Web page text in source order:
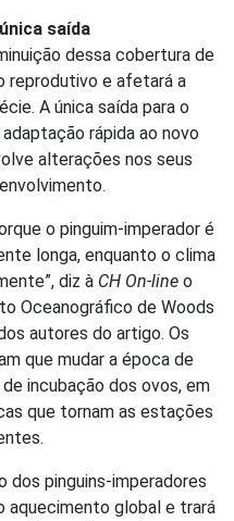
saída
dessa cobertura de
reprodutivo e afetará a
A única saída para o
rápida ao novo
alterações nos seus
o pinguim-imperador é
longa, enquanto o clima
diz à CH On-line o
Oceanográfico de Woods
autores do artigo. Os
que mudar a época de
incubação dos ovos, em
que tornam as estações
dos pinguins-imperadores
aquecimento global e trará